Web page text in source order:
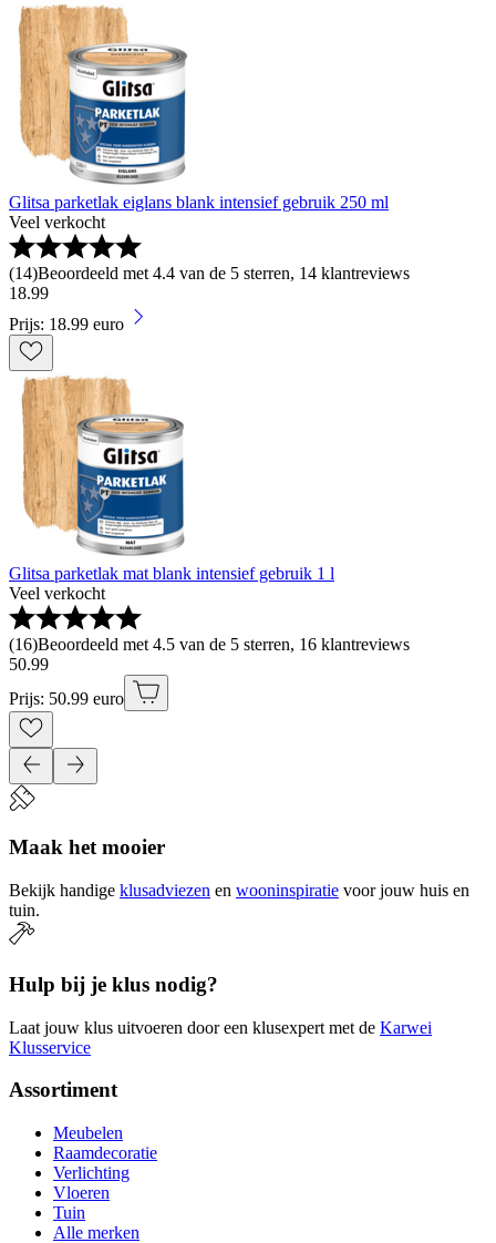
Glitsa parketlak eiglans blank intensief gebruik 250 ml
Veel verkocht
(14)Beoordeeld met 4.4 van de 5 sterren, 14 klantreviews
18.99
Prijs: 18.99 euro
Glitsa parketlak mat blank intensief gebruik 1 l
Veel verkocht
(16)Beoordeeld met 4.5 van de 5 sterren, 16 klantreviews
50.99
Prijs: 50.99 euro
Maak het mooier
Bekijk handige klusadviezen en wooninspiratie voor jouw huis en
tuin.
Hulp bij je klus nodig?
Laat jouw klus uitvoeren door een klusexpert met de Karwei
Klusservice
Assortiment
Meubelen
Raamdecoratie
Verlichting
Vloeren
Tuin
Alle merken